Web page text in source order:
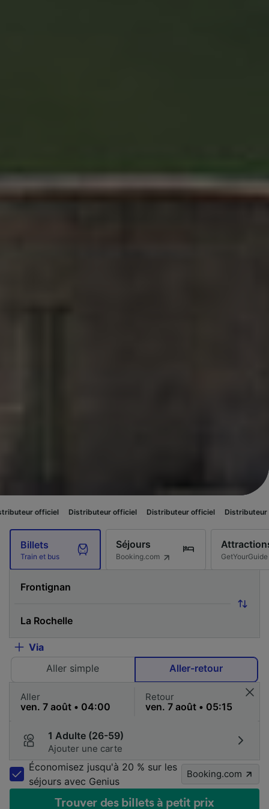
Distributeur officiel Distributeur officiel Distributeur officiel
Billets
Train et bus
Séjours
Booking.com GetYourGuide
Via
Aller simple
Aller-retour
Aller Retour
1 Adulte (26-59)
Ajouter une carte
Économisez jusqu'à 20 % sur les
séjours avec Genius
Booking.com
Trouver des billets à petit prix